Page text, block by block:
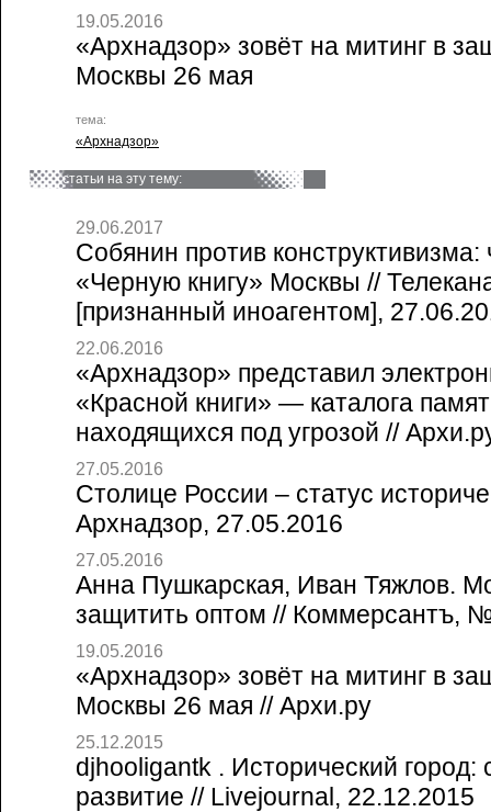
19.05.2016
«Архнадзор» зовёт на митинг в
Москвы 26 мая
тема:
«Архнадзор»
статьи на эту тему:
29.06.2017
Собянин против конструктивизма:
«Черную книгу» Москвы //
[признанный иноагентом],
22.06.2016
«Архнадзор» представил
«Красной книги» — каталога
находящихся под угрозой //
27.05.2016
Столице России – статус
Архнадзор, 27.05.2016
27.05.2016
Анна Пушкарская, Иван Тяжлов.
защитить оптом // Коммерсантъ,
19.05.2016
«Архнадзор» зовёт на митинг в
Москвы 26 мая // Архи.ру
25.12.2015
djhooligantk . Исторический город:
развитие // Livejournal, 22.12.2015